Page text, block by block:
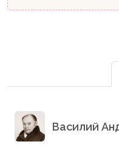
Василий